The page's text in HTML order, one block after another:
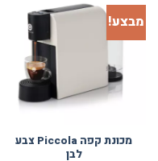
מבצע!
מכונת קפה Piccola צבע
לבן